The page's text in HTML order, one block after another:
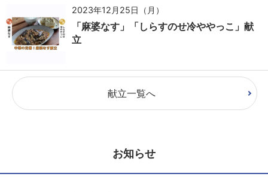
2023年12月25日（月）
「麻婆なす」「しらすのせ冷ややっこ」献
立
献立一覧へ
お知らせ